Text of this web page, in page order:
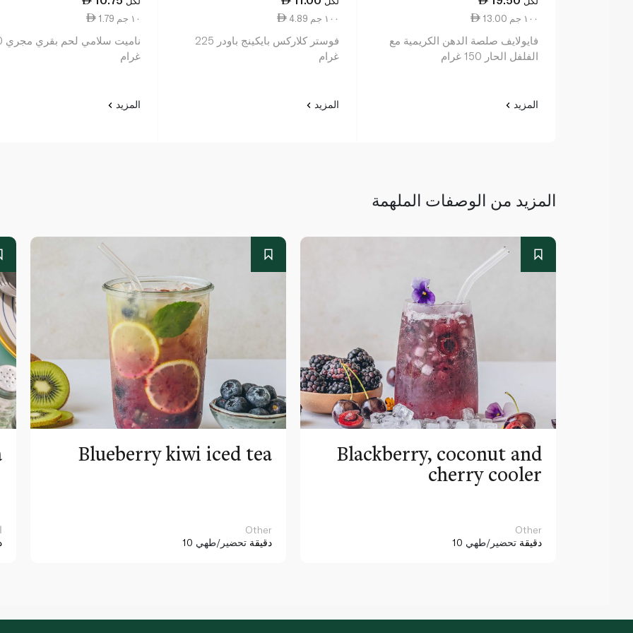
13.00 ١٠٠ جم
فايولايف صلصة الدهن الكريمية مع
الفلفل الحار 150 غرام
المزيد
4.89 ١٠٠ جم
فوستر كلاركس بايكينج باودر 225
غرام
المزيد
1.79 ١٠ جم
غرام
المزيد
المزيد من الوصفات الملهمة
Blueberry kiwi iced tea
Other
10 دقيقة تحضير/طهي
Blackberry, coconut and
cherry cooler
Other
10 دقيقة تحضير/طهي